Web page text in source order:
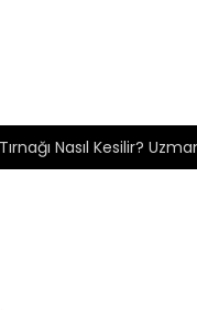
Nasıl Kesilir?